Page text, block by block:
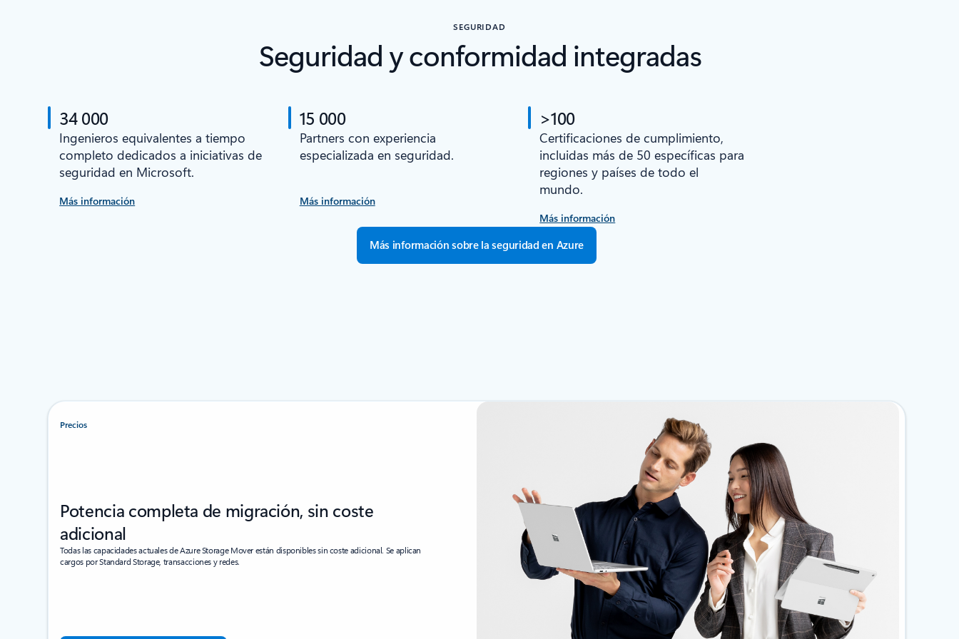
SEGURIDAD
Seguridad y conformidad integradas
34 000
Ingenieros equivalentes a tiempo
completo dedicados a iniciativas de
seguridad en Microsoft.
Más información
15 000
Partners con experiencia
especializada en seguridad.
Más información
>100
Certificaciones de cumplimiento,
incluidas más de 50 específicas para
regiones y países de todo el
mundo.
Más información
Más información sobre la seguridad en Azure
Precios
Potencia completa de migración, sin coste
adicional
Todas las capacidades actuales de Azure Storage Mover están disponibles sin coste adicional. Se aplican
cargos por Standard Storage, transacciones y redes.